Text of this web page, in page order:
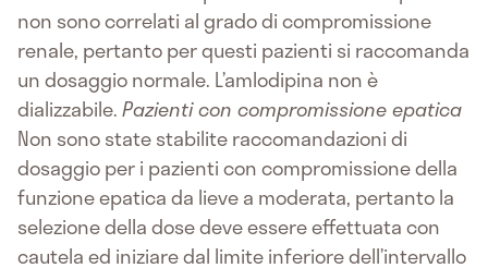
non sono correlati al grado di compromissione
renale, pertanto per questi pazienti si raccomanda
un dosaggio normale. L’amlodipina non è
dializzabile.Pazienti con compromissione epatica
Non sono state stabilite raccomandazioni di
dosaggio per i pazienti con compromissione della
funzione epatica da lieve a moderata, pertanto la
selezione della dose deve essere effettuata con
cautela ed iniziare dal limite inferiore dell’intervallo